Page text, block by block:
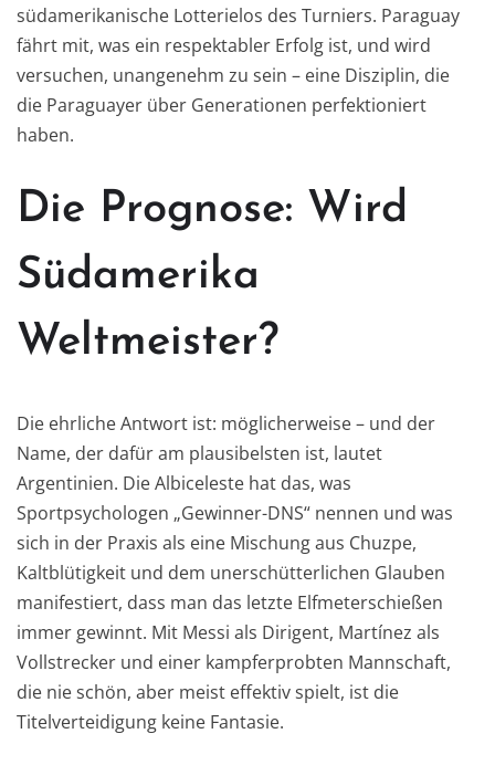
südamerikanische Lotterielos des Turniers. Paraguay
fährt mit, was ein respektabler Erfolg ist, und wird
versuchen, unangenehm zu sein – eine Disziplin, die
die Paraguayer über Generationen perfektioniert
haben.
Die Prognose: Wird
Südamerika
Weltmeister?
Die ehrliche Antwort ist: möglicherweise – und der
Name, der dafür am plausibelsten ist, lautet
Argentinien. Die Albiceleste hat das, was
Sportpsychologen „Gewinner-DNS“ nennen und was
sich in der Praxis als eine Mischung aus Chuzpe,
Kaltblütigkeit und dem unerschütterlichen Glauben
manifestiert, dass man das letzte Elfmeterschießen
immer gewinnt. Mit Messi als Dirigent, Martínez als
Vollstrecker und einer kampferprobten Mannschaft,
die nie schön, aber meist effektiv spielt, ist die
Titelverteidigung keine Fantasie.